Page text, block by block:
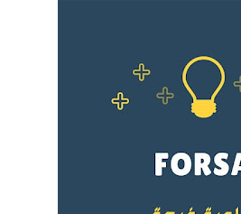
دورات تدريبية